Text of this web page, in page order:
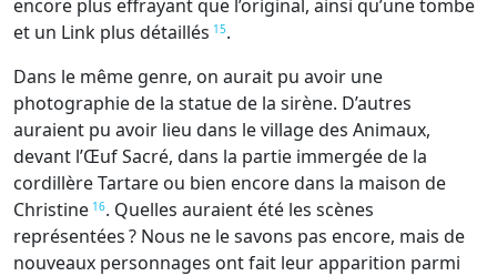
encore plus effrayant que l’original, ainsi qu’une tombe
et un Link plus détaillés 15.
Dans le même genre, on aurait pu avoir une
photographie de la statue de la sirène. D’autres
auraient pu avoir lieu dans le village des Animaux,
devant l’Œuf Sacré, dans la partie immergée de la
cordillère Tartare ou bien encore dans la maison de
Christine 16. Quelles auraient été les scènes
représentées ? Nous ne le savons pas encore, mais de
nouveaux personnages ont fait leur apparition parmi